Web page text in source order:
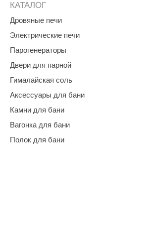
КАТАЛОГ
Дровяные печи
Электрические печи
Парогенераторы
Двери для парной
Гималайская соль
Аксессуары для бани
Камни для бани
Вагонка для бани
Полок для бани